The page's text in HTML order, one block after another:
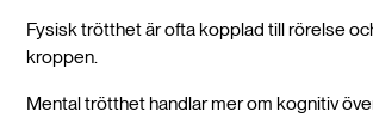
Fysisk trötthet är ofta kopplad till rörelse
kroppen.
Mental trötthet handlar mer om kognitiv